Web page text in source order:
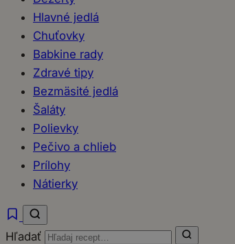
Hlavné jedlá
Chuťovky
Babkine rady
Zdravé tipy
Bezmäsité jedlá
Šaláty
Polievky
Pečivo a chlieb
Prílohy
Nátierky
Hľadať